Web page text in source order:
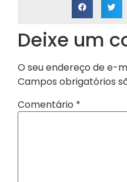
Deixe um
O seu endereço de e-
Campos obrigatórios
Comentário *